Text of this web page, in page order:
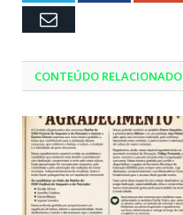
Email
CONTEÚDO RELACIONADO